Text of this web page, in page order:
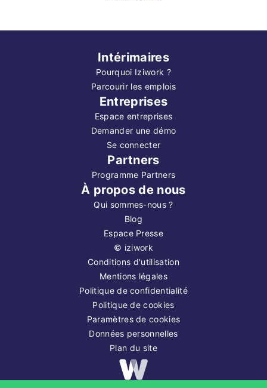
Intérimaires
Pourquoi Iziwork ?
Parcourir les emplois
Entreprises
Espace entreprises
Demander une démo
Se connecter
Partners
Programme Partners
À propos de nous
Qui sommes-nous ?
Blog
Espace Presse
© iziwork
Conditions d'utilisation
Mentions légales
Politique de confidentialité
Politique de cookies
Paramètres de cookies
Données personnelles
Plan du site